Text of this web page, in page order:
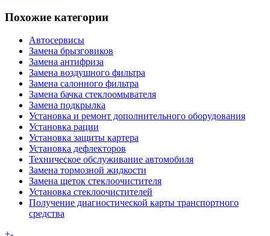
Похожие категории
Автосервисы
Замена брызговиков
Замена антифриза
Замена воздушного фильтра
Замена салонного фильтра
Замена бачка стеклоомывателя
Замена подкрылка
Установка и ремонт дополнительного оборудования
Установка рации
Установка защиты картера
Установка дефлекторов
Техническое обслуживание автомобиля
Замена тормозной жидкости
Замена щеток стеклоочистителя
Установка стеклоочистителей
Получение диагностической карты транспортного
средства